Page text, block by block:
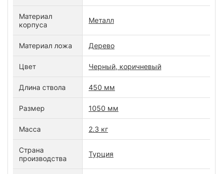
Материал
корпуса
Металл
Материал ложа Дерево
Цвет Черный, коричневый
Длина ствола 450 мм
Размер 1050 мм
Масса 2.3 кг
Страна
производства
Турция